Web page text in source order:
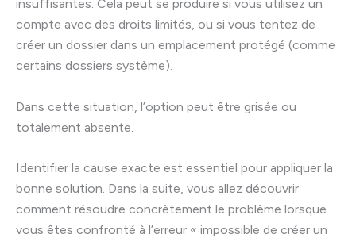
insuffisantes. Cela peut se produire si vous utilisez un
compte avec des droits limités, ou si vous tentez de
créer un dossier dans un emplacement protégé (comme
certains dossiers système).
Dans cette situation, l’option peut être grisée ou
totalement absente.
Identifier la cause exacte est essentiel pour appliquer la
bonne solution. Dans la suite, vous allez découvrir
comment résoudre concrètement le problème lorsque
vous êtes confronté à l’erreur « impossible de créer un